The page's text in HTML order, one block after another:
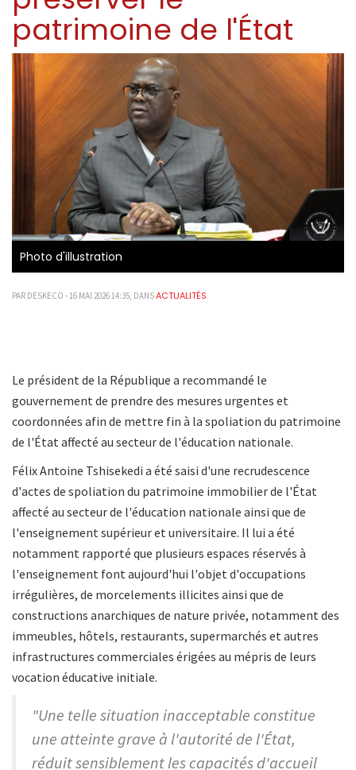
patrimoine de l'État
Photo d'illustration
PAR DESKECO - 16 MAI 2026 14:35, DANSACTUALITÉS
Le président de la République a recommandé le
gouvernement de prendre des mesures urgentes et
coordonnées afin de mettre fin à la spoliation du patrimoine
de l'État affecté au secteur de l'éducation nationale.
Félix Antoine Tshisekedi a été saisi d'une recrudescence
d'actes de spoliation du patrimoine immobilier de l'État
affecté au secteur de l'éducation nationale ainsi que de
l'enseignement supérieur et universitaire. Il lui a été
notamment rapporté que plusieurs espaces réservés à
l'enseignement font aujourd'hui l'objet d'occupations
irrégulières, de morcelements illicites ainsi que de
constructions anarchiques de nature privée, notamment des
immeubles, hôtels, restaurants, supermarchés et autres
infrastructures commerciales érigées au mépris de leurs
vocation éducative initiale.
"Une telle situation inacceptable constitue
une atteinte grave à l'autorité de l'État,
réduit sensiblement les capacités d'accueil